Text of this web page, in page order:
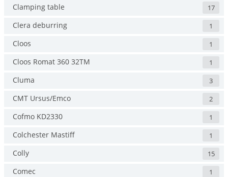
Clamping table 17
Clera deburring 1
Cloos 1
Cloos Romat 360 32TM 1
Cluma 3
CMT Ursus/Emco 2
Cofmo KD2330 1
Colchester Mastiff 1
Colly 15
Comec 1